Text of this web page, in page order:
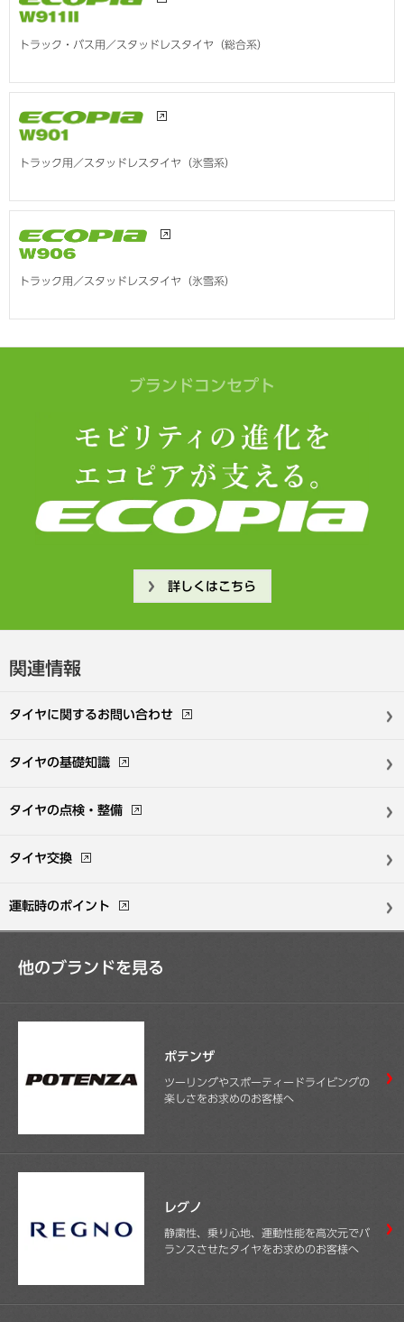
トラック・バス用／スタッドレスタイヤ（総合系）
トラック用／スタッドレスタイヤ（氷雪系）
トラック用／スタッドレスタイヤ（氷雪系）
ブランドコンセプト
詳しくはこちら
関連情報
タイヤに関するお問い合わせ
タイヤの基礎知識
タイヤの点検・整備
タイヤ交換
運転時のポイント
他のブランドを見る
ポテンザ
ツーリングやスポーティードライビングの
楽しさをお求めのお客様へ
レグノ
静粛性、乗り心地、運動性能を高次元でバ
ランスさせたタイヤをお求めのお客様へ